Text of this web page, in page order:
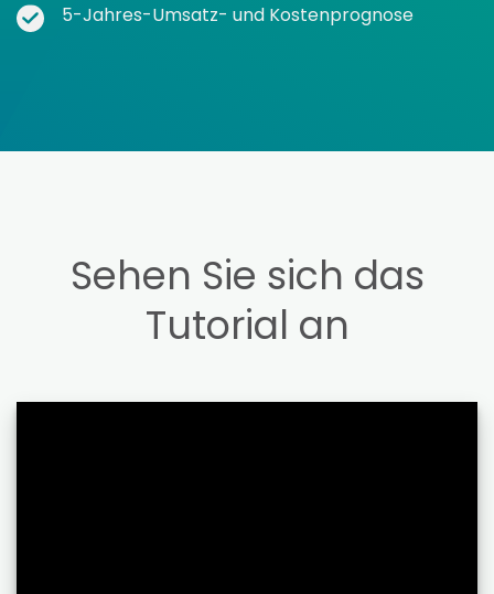
5-Jahres-Umsatz- und Kostenprognose
Sehen Sie sich das
Tutorial an